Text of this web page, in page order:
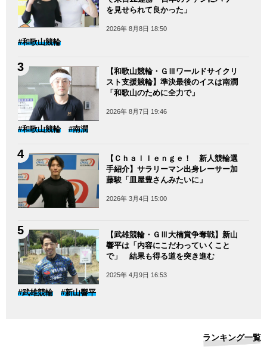
を見せられて良かった」
2026年 8月8日 18:50
#和歌山競輪
【和歌山競輪・ＧⅢワールドサイクリ
スト支援競輪】準決最後のイスは南潤
「和歌山のために全力で」
2026年 8月7日 19:46
#和歌山競輪 #南潤
【Ｃｈａｌｌｅｎｇｅ！ 新人競輪選
手紹介】サラリーマン出身レーサー加
藤駿「皿屋豊さんみたいに」
2026年 3月4日 15:00
【武雄競輪・ＧⅢ大楠賞争奪戦】新山
響平は「内容にこだわっていくこと
で」 結果も得る道を突き進む
2025年 4月9日 16:53
#武雄競輪 #新山響平
ランキング一覧